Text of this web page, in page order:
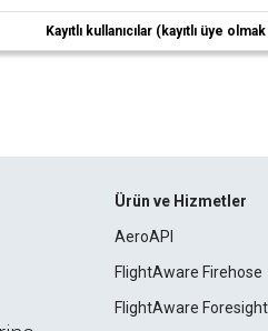
Kayıtlı kullanıcılar (kayıtlı üye
Ürün ve Hizmetler
AeroAPI
FlightAware Firehose
FlightAware Foresight